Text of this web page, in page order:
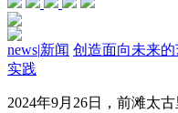
news|新闻 创造面向未来
实践
2024年9月26日，前滩太